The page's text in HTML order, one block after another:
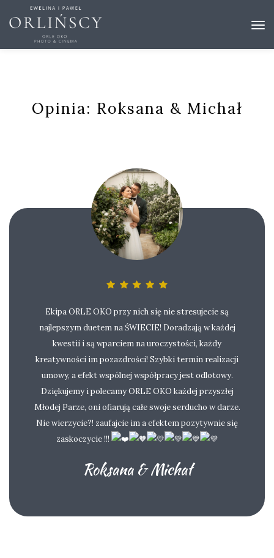
Opinia: Roksana & Michał
Ekipa ORLE OKO przy nich się nie stresujecie są
najlepszym duetem na ŚWIECIE! Doradzają w każdej
kwestii i są wparciem na uroczystości, każdy
kreatywności im pozazdrości! Szybki termin realizacji
umowy, a efekt wspólnej współpracy jest odlotowy.
Dziękujemy i polecamy ORLE OKO każdej przyszłej
Młodej Parze, oni ofiarują całe swoje serducho w darze.
Nie wierzycie?! zaufajcie im a efektem pozytywnie się
zaskoczycie !!!
Roksana & Michał